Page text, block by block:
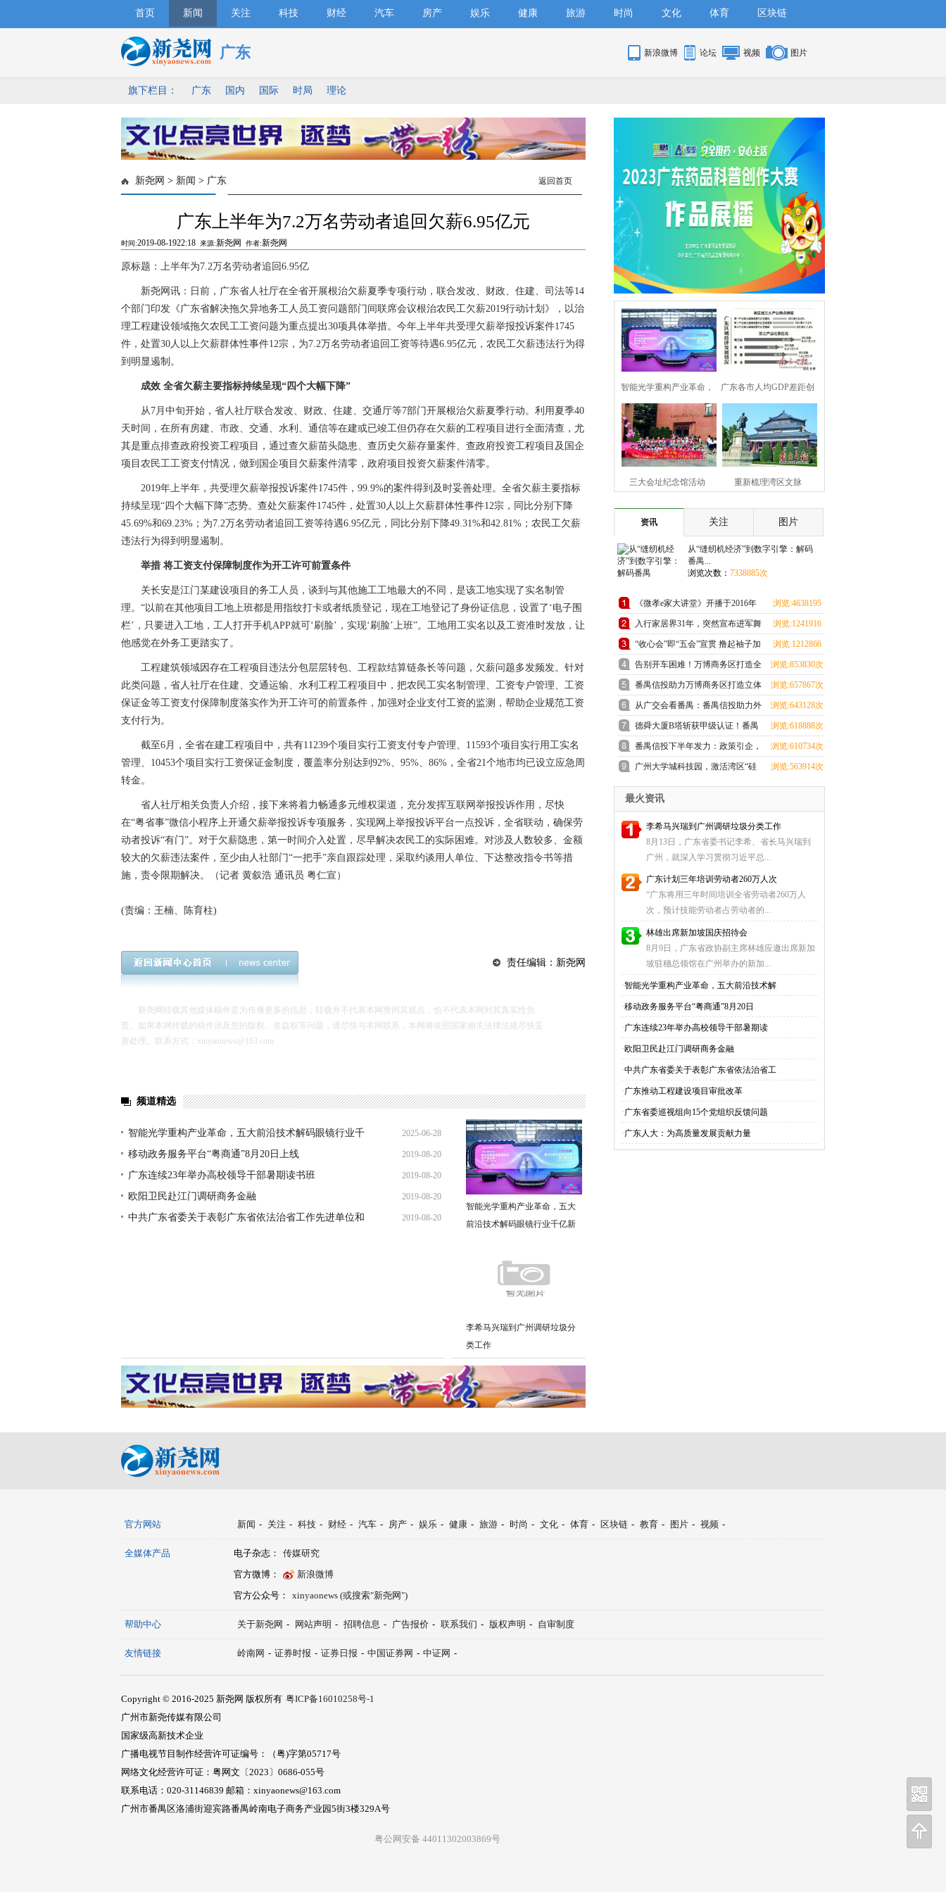
首页 新闻 关注 科技 财经 汽车 房产 娱乐 健康 旅游 时尚 文化 体育 区块链
广东 新浪微博 论坛 视频 图片
旗下栏目： 广东 国内 国际 时局 理论
新尧网 > 新闻 > 广东 返回首页
广东上半年为7.2万名劳动者追回欠薪6.95亿元
时间:2019-08-1922:18 来源:新尧网 作者:新尧网
原标题：上半年为7.2万名劳动者追回6.95亿
新尧网讯：日前，广东省人社厅在全省开展根治欠薪夏季专项行动，联合发改、财政、住建、司法等14
个部门印发《广东省解决拖欠异地务工人员工资问题部门间联席会议根治农民工欠薪2019行动计划》，以治
理工程建设领域拖欠农民工工资问题为重点提出30项具体举措。今年上半年共受理欠薪举报投诉案件1745
件，处置30人以上欠薪群体性事件12宗，为7.2万名劳动者追回工资等待遇6.95亿元，农民工欠薪违法行为得
到明显遏制。
成效 全省欠薪主要指标持续呈现“四个大幅下降”
从7月中旬开始，省人社厅联合发改、财政、住建、交通厅等7部门开展根治欠薪夏季行动。利用夏季40
天时间，在所有房建、市政、交通、水利、通信等在建或已竣工但仍存在欠薪的工程项目进行全面清查，尤
其是重点排查政府投资工程项目，通过查欠薪苗头隐患、查历史欠薪存量案件、查政府投资工程项目及国企
项目农民工工资支付情况，做到国企项目欠薪案件清零，政府项目投资欠薪案件清零。
2019年上半年，共受理欠薪举报投诉案件1745件，99.9%的案件得到及时妥善处理。全省欠薪主要指标
持续呈现“四个大幅下降”态势。查处欠薪案件1745件，处置30人以上欠薪群体性事件12宗，同比分别下降
45.69%和69.23%；为7.2万名劳动者追回工资等待遇6.95亿元，同比分别下降49.31%和42.81%；农民工欠薪
违法行为得到明显遏制。
举措 将工资支付保障制度作为开工许可前置条件
关长安是江门某建设项目的务工人员，谈到与其他施工工地最大的不同，是该工地实现了实名制管
理。“以前在其他项目工地上班都是用指纹打卡或者纸质登记，现在工地登记了身份证信息，设置了‘电子围
栏’，只要进入工地，工人打开手机APP就可‘刷脸’，实现‘刷脸’上班”。工地用工实名以及工资准时发放，让
他感觉在外务工更踏实了。
工程建筑领域因存在工程项目违法分包层层转包、工程款结算链条长等问题，欠薪问题多发频发。针对
此类问题，省人社厅在住建、交通运输、水利工程工程项目中，把农民工实名制管理、工资专户管理、工资
保证金等工资支付保障制度落实作为开工许可的前置条件，加强对企业支付工资的监测，帮助企业规范工资
支付行为。
截至6月，全省在建工程项目中，共有11239个项目实行工资支付专户管理、11593个项目实行用工实名
管理、10453个项目实行工资保证金制度，覆盖率分别达到92%、95%、86%，全省21个地市均已设立应急周
转金。
省人社厅相关负责人介绍，接下来将着力畅通多元维权渠道，充分发挥互联网举报投诉作用，尽快
在“粤省事”微信小程序上开通欠薪举报投诉专项服务，实现网上举报投诉平台一点投诉，全省联动，确保劳
动者投诉“有门”。对于欠薪隐患，第一时间介入处置，尽早解决农民工的实际困难。对涉及人数较多、金额
较大的欠薪违法案件，至少由人社部门“一把手”亲自跟踪处理，采取约谈用人单位、下达整改指令书等措
施，责令限期解决。（记者 黄叙浩 通讯员 粤仁宣）
(责编：王楠、陈育柱)
责任编辑：新尧网
新尧网转载其他媒体稿件是为传播更多的信息，转载并不代表本网赞同其观点，也不代表本网对其真实性负
责。如果本网转载的稿件涉及您的版权、名益权等问题，请尽快与本网联系，本网将依照国家相关法律法规尽快妥
善处理。联系方式：xinyaonews@163.com
频道精选
智能光学重构产业革命，五大前沿技术解码眼镜行业千
亿新蓝海
2025-06-28
移动政务服务平台“粤商通”8月20日上线 2019-08-20
广东连续23年举办高校领导干部暑期读书班 2019-08-20
欧阳卫民赴江门调研商务金融 2019-08-20
中共广东省委关于表彰广东省依法治省工作先进单位和
2019-08-20
智能光学重构产业革命，五大
前沿技术解码眼镜行业千亿新
李希马兴瑞到广州调研垃圾分
类工作
智能光学重构产业革命，
五大前沿技术解码眼镜行
业千亿新蓝海
广东各市人均GDP差距创
近年新低
三大会址纪念馆活动
单”参与
重新梳理湾区文脉
记忆
资讯 关注 图片
从“缝纫机经济”到数字引擎：解码
番禺...
浏览次数： 7338885次
《微孝e家大讲堂》开播于2016年
浏览:4638195
次
入行家居界31年，突然宣布进军舞
蹈界？红星美凯龙究竟在闹哪
young？！
浏览:1241916
次
“收心会”即“五会”宣贯 撸起袖子加
油干
浏览:1212866
次
告别开车困难！万博商务区打造全
市第一地下环路导航
浏览:853830次
番禺信投助力万博商务区打造立体
交通，重塑番禺出行新格局
浏览:657867次
从广交会看番禺：番禺信投助力外
贸腾飞之路
浏览:643128次
德舜大厦B塔斩获甲级认证！番禺
信投赋能湾区商务新高度
浏览:618888次
番禺信投下半年发力：政策引企，
科创赋能！
浏览:610734次
广州大学城科技园，激活湾区“硅
谷”动能
浏览:563914次
最火资讯
李希马兴瑞到广州调研垃圾分类工作
8月13日，广东省委书记李希、省长马兴瑞到
广州，就深入学习贯彻习近平总...
广东计划三年培训劳动者260万人次
“广东将用三年时间培训全省劳动者260万人
次，预计技能劳动者占劳动者的...
林雄出席新加坡国庆招待会
8月9日，广东省政协副主席林雄应邀出席新加
坡驻穗总领馆在广州举办的新加...
·智能光学重构产业革命，五大前沿技术解
·移动政务服务平台“粤商通”8月20日
·广东连续23年举办高校领导干部暑期读
·欧阳卫民赴江门调研商务金融
·中共广东省委关于表彰广东省依法治省工
·广东推动工程建设项目审批改革
·广东省委巡视组向15个党组织反馈问题
·广东人大：为高质量发展贡献力量
官方网站 新闻 - 关注 - 科技 - 财经 - 汽车 - 房产 - 娱乐 - 健康 - 旅游 - 时尚 - 文化 - 体育 - 区块链 - 教育 - 图片 - 视频 -
全媒体产品 电子杂志：
传媒研究
官方微博：
新浪微博
官方公众号：
xinyaonews (或搜索"新尧网")
帮助中心 关于新尧网 - 网站声明 - 招聘信息 - 广告报价 - 联系我们 - 版权声明 - 自审制度
友情链接 岭南网 - 证券时报 - 证券日报 - 中国证券网 - 中证网 -
Copyright © 2016-2025 新尧网 版权所有 粤ICP备16010258号-1
广州市新尧传媒有限公司
国家级高新技术企业
广播电视节目制作经营许可证编号：（粤)字第05717号
网络文化经营许可证：粤网文〔2023〕0686-055号
联系电话：020-31146839 邮箱：xinyaonews@163.com
广州市番禺区洛浦街迎宾路番禺岭南电子商务产业园5街3楼329A号
粤公网安备 44011302003869号